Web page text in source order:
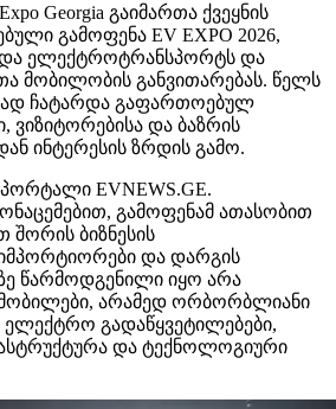
Georgia გაიმართა ქვეყნის
გამოფენა EV EXPO 2026,
ელექტროტრანსპორტს და
მობილობის განვითარებას. წელს
ჩატარდა გაფართოებულ
და ბაზრის
ინტერესის ზრდის გამო.
EVNEWS.GE.
გამოფენამ ათასობით
შორის ბიზნესის
და დარგის
წარმოდგენილი იყო არა
არამედ ორბორბლიანი
გადაწყვეტილებები,
და ტექნოლოგიური